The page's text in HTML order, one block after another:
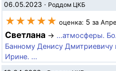
06.05.2023 · Роддом ЦКБ
★★★★★ оценка: 5 за
Светлана → ...атмосферы.
Банному Денису Дмитриевичу
Ирине. ...